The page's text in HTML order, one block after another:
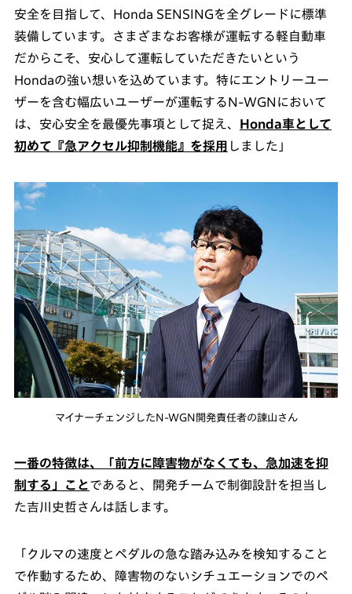
安全を目指して、Honda SENSINGを全グレードに標準
装備しています。さまざまなお客様が運転する軽自動車
だからこそ、安心して運転していただきたいという
Hondaの強い想いを込めています。特にエントリーユー
ザーを含む幅広いユーザーが運転するN-WGNにおいて
は、安心安全を最優先事項として捉え、
Honda車として
初めて『急アクセル抑制機能』を採用 しました」
マイナーチェンジしたN-WGN開発責任者の諌山さん
一番の特徴は、「前方に障害物がなくても、急加速を抑
制する」こと であると、開発チームで制御設計を担当し
た吉川史哲さんは話します。
「クルマの速度とペダルの急な踏み込みを検知すること
で作動するため、障害物のないシチュエーションでのペ